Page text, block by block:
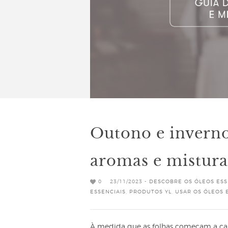
Outono e
aromas e
0 23/11/2023 -
DESCOBRE OS ÓLEOS
ESSENCIAIS
PRODUTOS YL USAR OS ÓLEOS